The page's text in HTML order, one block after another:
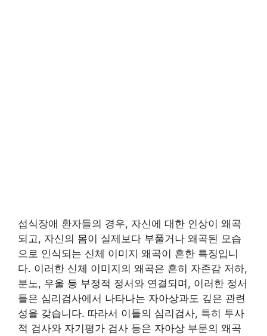
섭식장애 환자들의 경우, 자신에 대한 인상이 왜곡
되고, 자신의 몸이 실제보다 부풀거나 왜곡된 모습
으로 인식되는 신체 이미지 왜곡이 흔한 특징입니
다. 이러한 신체 이미지의 왜곡은 흔히 자존감 저하,
분노, 우울 등 부정적 정서와 연결되며, 이러한 정서
들은 심리검사에서 나타나는 자아상과도 깊은 관련
성을 갖습니다. 따라서 이들의 심리검사, 특히 투사
적 검사와 자기평가 검사 등은 자아상 부문의 왜곡